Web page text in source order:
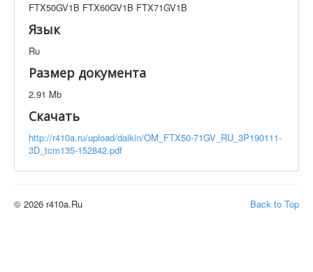
Искать
Производитель
Элементов на страницу
FTX50GV1B FTX60GV1B FTX71GV1B
Язык
Ru
Размер документа
2.91 Mb
Скачать
http://r410a.ru/upload/daikin/OM_FTX50-71GV_RU_3P190111-
3D_tcm135-152842.pdf
Back to Top
© 2026 r410a.Ru